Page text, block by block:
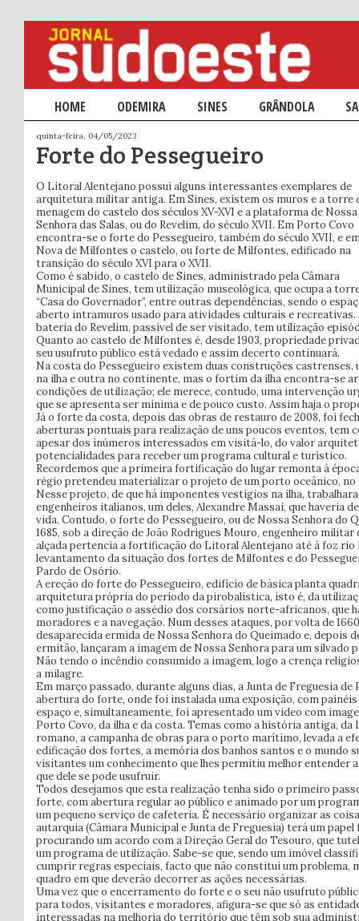
Menu principal
SALTAR PARA O CONTEÚDO PRIMÁRIO
SALTAR PARA O CONTEÚDO SECUNDÁRIO
HOME ODEMIRA SINES GRÂNDOLA
quinta-feira, 04/05/2023
Forte do Pessegueiro
O Litoral Alentejano possui alguns interessantes exemplares de
arquitetura militar antiga. Em Sines, existem os muros e a torre
menagem do castelo dos séculos XV-XVI e a plataforma de Nossa
Senhora das Salas, ou do Revelim, do século XVII. Em Porto Covo
encontra-se o forte do Pessegueiro, também do século XVII, e
Nova de Milfontes o castelo, ou forte de Milfontes, edificado na
transição do século XVI para o XVII.
Como é sabido, o castelo de Sines, administrado pela Câmara
Municipal de Sines, tem utilização museológica, que ocupa a
“Casa do Governador”, entre outras dependências, sendo o
aberto intramuros usado para atividades culturais e recreativas.
bateria do Revelim, passível de ser visitado, tem utilização
Quanto ao castelo de Milfontes é, desde 1903, propriedade
seu usufruto público está vedado e assim decerto continuará.
Na costa do Pessegueiro existem duas construções castrenses,
na ilha e outra no continente, mas o fortim da ilha encontra-se
condições de utilização; ele merece, contudo, uma intervenção
que se apresenta ser mínima e de pouco custo. Assim haja o
Já o forte da costa, depois das obras de restauro de 2008, foi
aberturas pontuais para realização de uns poucos eventos, tem
apesar dos inúmeros interessados em visitá-lo, do valor
potencialidades para receber um programa cultural e turístico.
Recordemos que a primeira fortificação do lugar remonta à
régio pretendeu materializar o projeto de um porto oceânico, no
Nesse projeto, de que há imponentes vestígios na ilha,
engenheiros italianos, um deles, Alexandre Massai, que haveria
vida. Contudo, o forte do Pessegueiro, ou de Nossa Senhora do
1685, sob a direção de João Rodrigues Mouro, engenheiro militar
alçada pertencia a fortificação do Litoral Alentejano até à foz rio
levantamento da situação dos fortes de Milfontes e do
Pardo de Osório.
A ereção do forte do Pessegueiro, edifício de básica planta
arquitetura própria do período da pirobalística, isto é, da
como justificação o assédio dos corsários norte-africanos, que
moradores e a navegação. Num desses ataques, por volta de
desaparecida ermida de Nossa Senhora do Queimado e, depois
ermitão, lançaram a imagem de Nossa Senhora para um silvado
Não tendo o incêndio consumido a imagem, logo a crença
a milagre.
Em março passado, durante alguns dias, a Junta de Freguesia
abertura do forte, onde foi instalada uma exposição, com
espaço e, simultaneamente, foi apresentado um vídeo com
Porto Covo, da ilha e da costa. Temas como a história antiga,
romano, a campanha de obras para o porto marítimo, levada a
edificação dos fortes, a memória dos banhos santos e o mundo
visitantes um conhecimento que lhes permitiu melhor entender
que dele se pode usufruir.
Todos desejamos que esta realização tenha sido o primeiro
forte, com abertura regular ao público e animado por um
um pequeno serviço de cafeteria. É necessário organizar as
autarquia (Câmara Municipal e Junta de Freguesia) terá um
procurando um acordo com a Direção Geral do Tesouro, que
um programa de utilização. Sabe-se que, sendo um imóvel
cumprir regras especiais, facto que não constitui um problema,
quadro em que deverão decorrer as ações necessárias.
Uma vez que o encerramento do forte e o seu não usufruto
para todos, visitantes e moradores, afigura-se que só as
interessadas na melhoria do território que têm sob sua